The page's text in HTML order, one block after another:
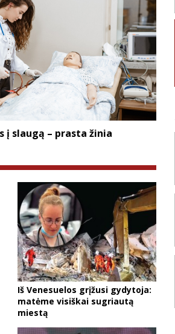
į slaugą – prasta žinia
Iš Venesuelos grįžusi gydytoja:
matėme visiškai sugriautą
miestą